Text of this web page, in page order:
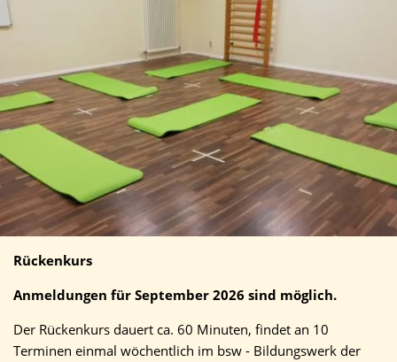
Rückenkurs
Anmeldungen für September 2026 sind möglich.
Der Rückenkurs dauert ca. 60 Minuten, findet an 10
Terminen einmal wöchentlich im bsw - Bildungswerk der